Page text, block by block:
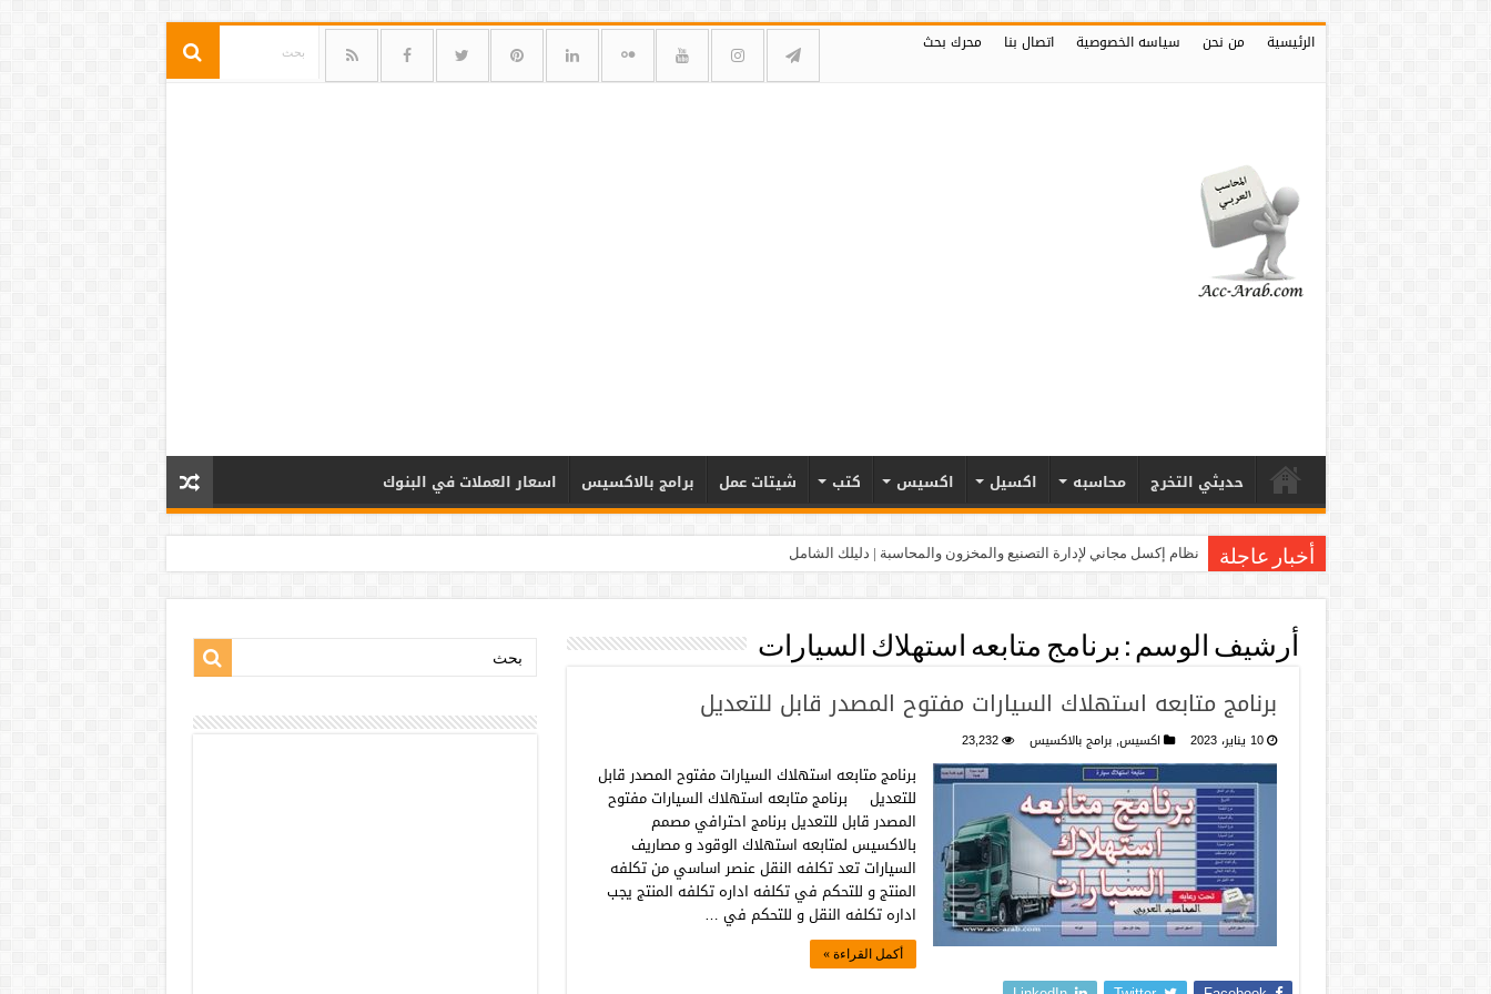
الرئيسية من نحن سياسه الخصوصية اتصال بنا محرك بحث
حديثي التخرج محاسبه اكسيل اكسيس كتب شيتات عمل برامج بالاكسيس اسعار العملات في البنوك
أخبار عاجلة نظام إكسل مجاني لإدارة التصنيع والمخزون والمحاسبة | دليلك الشامل
أرشيف الوسم : برنامج متابعه استهلاك السيارات
برنامج متابعه استهلاك السيارات مفتوح المصدر قابل للتعديل
10 يناير، 2023 اكسيس,برامج بالاكسيس 23,232
برنامج متابعه استهلاك السيارات مفتوح المصدر قابل
للتعديل برنامج متابعه استهلاك السيارات مفتوح
المصدر قابل للتعديل برنامج احترافي مصمم
بالاكسيس لمتابعه استهلاك الوقود و مصاريف
السيارات تعد تكلفه النقل عنصر اساسي من تكلفه
المنتج و للتحكم في تكلفه اداره تكلفه المنتج يجب
اداره تكلفه النقل و للتحكم في …
أكمل القراءة »
بحث: